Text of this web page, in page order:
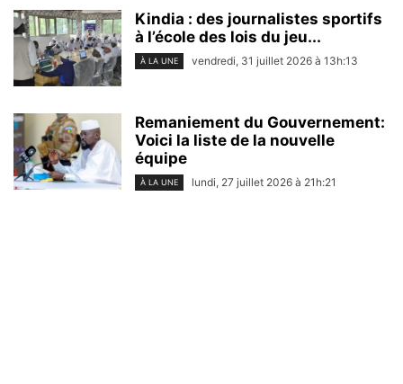
Kindia : des journalistes sportifs
à l’école des lois du jeu...
À LA UNE vendredi, 31 juillet 2026 à 13h:13
Remaniement du Gouvernement:
Voici la liste de la nouvelle
équipe
À LA UNE lundi, 27 juillet 2026 à 21h:21